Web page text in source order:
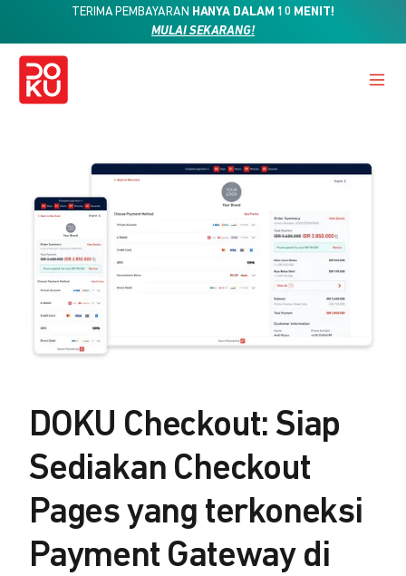
TERIMA PEMBAYARAN HANYA DALAM 10 MENIT!
MULAI SEKARANG!
DOKU Checkout: Siap
Sediakan Checkout
Pages yang terkoneksi
Payment Gateway di